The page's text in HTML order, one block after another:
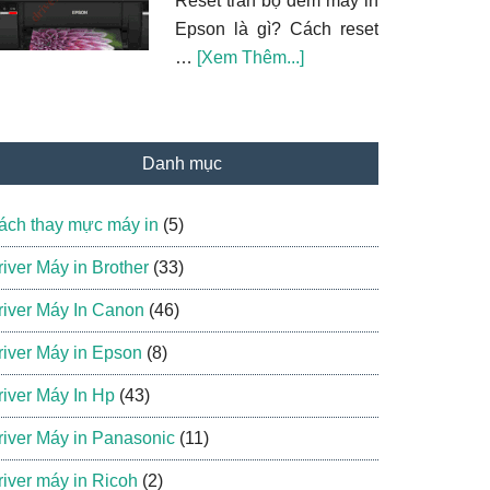
windows
Epson là gì? Cách reset
… [Xem Thêm...]vềCách
bộ
Danh mục
thay mực máy in (5)
Máy in Brother (33)
Máy In Canon (46)
Máy in Epson (8)
Máy In Hp (43)
Máy in Panasonic (11)
máy in Ricoh (2)